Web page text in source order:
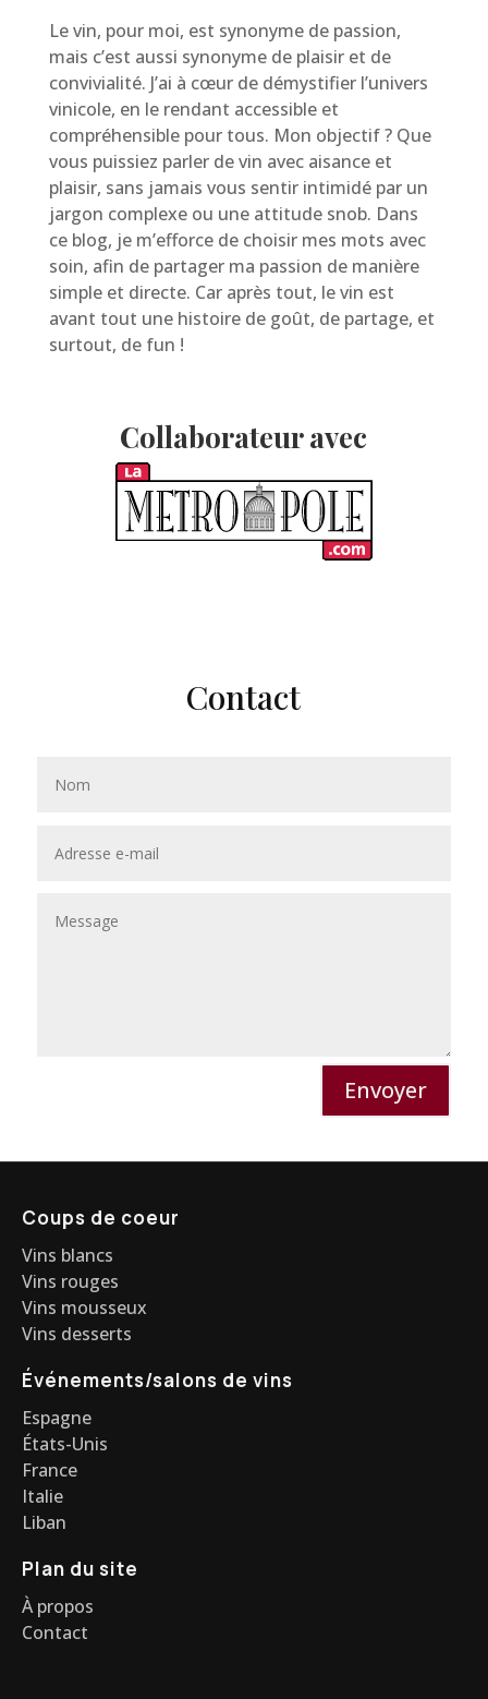
Le vin, pour moi, est synonyme de passion,
mais c’est aussi synonyme de plaisir et de
convivialité. J’ai à cœur de démystifier l’univers
vinicole, en le rendant accessible et
compréhensible pour tous. Mon objectif ? Que
vous puissiez parler de vin avec aisance et
plaisir, sans jamais vous sentir intimidé par un
jargon complexe ou une attitude snob. Dans
ce blog, je m’efforce de choisir mes mots avec
soin, afin de partager ma passion de manière
simple et directe. Car après tout, le vin est
avant tout une histoire de goût, de partage, et
surtout, de fun !
Collaborateur avec
Contact
Envoyer
Coups de coeur
Vins blancs
Vins rouges
Vins mousseux
Vins desserts
Événements/salons de vins
Espagne
États-Unis
France
Italie
Liban
Plan du site
À propos
Contact